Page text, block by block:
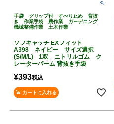
手袋 グリップ付 すべり止め 背抜
き 作業手袋 農作業 ガーデニング
機械整備作業 土木作業
ソフキャッチ EXフィット
A398 ネイビー サイズ選択
(S/M/L) 1双 ニトリルゴム ク
レーターパーム 背抜き手袋
¥393税込
カートに入れる